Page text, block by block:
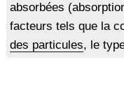
absorbées
facteurs tels que la
des particules, le